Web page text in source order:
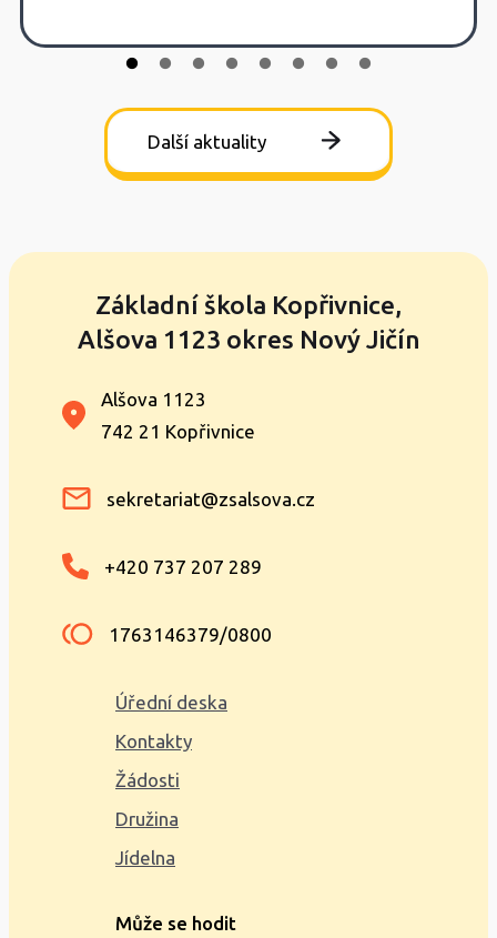
Další aktuality
Základní škola Kopřivnice,
Alšova 1123 okres Nový Jičín
Alšova 1123
742 21 Kopřivnice
sekretariat@zsalsova.cz
+420 737 207 289
1763146379/0800
Úřední deska
Kontakty
Žádosti
Družina
Jídelna
Může se hodit